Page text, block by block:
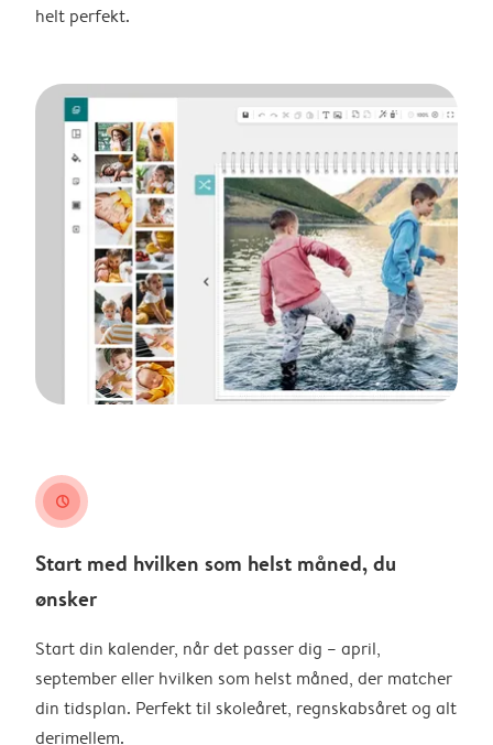
helt perfekt.
clock
Start med hvilken som helst måned, du
ønsker
Start din kalender, når det passer dig – april,
september eller hvilken som helst måned, der matcher
din tidsplan. Perfekt til skoleåret, regnskabsåret og alt
derimellem.